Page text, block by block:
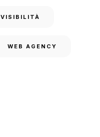
VISIBILITÀ
WEB AGENCY